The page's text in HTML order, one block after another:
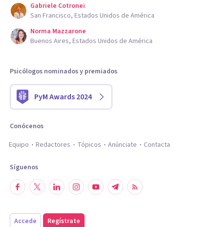
Gabriele Cotronei
San Francisco, Estados Unidos de América
Norma Mazzarone
Buenos Aires, Estados Unidos de América
Psicólogos nominados y premiados
PyM Awards 2024
Conócenos
Equipo
Redactores Tópicos Anúnciate Contacta
Síguenos
Accede Regístrate